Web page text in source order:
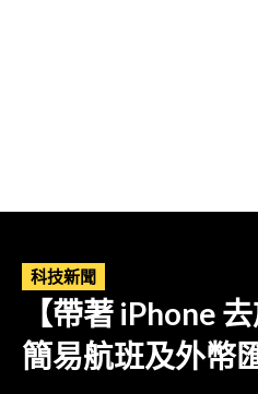
科技新聞
【帶著 iPhone
簡易航班及外幣